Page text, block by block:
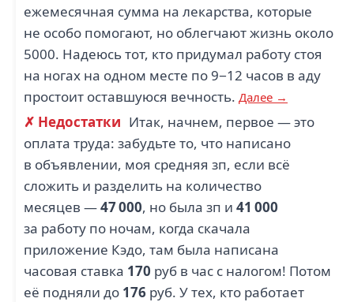
ежемесячная сумма на лекарства, которые
не особо помогают, но облегчают жизнь около
5000. Надеюсь тот, кто придумал работу стоя
на ногах на одном месте по 9−12 часов в аду
простоит оставшуюся вечность. Далее →
✗ Недостатки Итак, начнем, первое — это
оплата труда: забудьте то, что написано
в объявлении, моя средняя зп, если всё
сложить и разделить на количество
месяцев —47 000, но была зп и 41 000
за работу по ночам, когда скачала
приложение Кэдо, там была написана
часовая ставка 170 руб в час с налогом! Потом
её подняли до 176 руб. У тех, кто работает